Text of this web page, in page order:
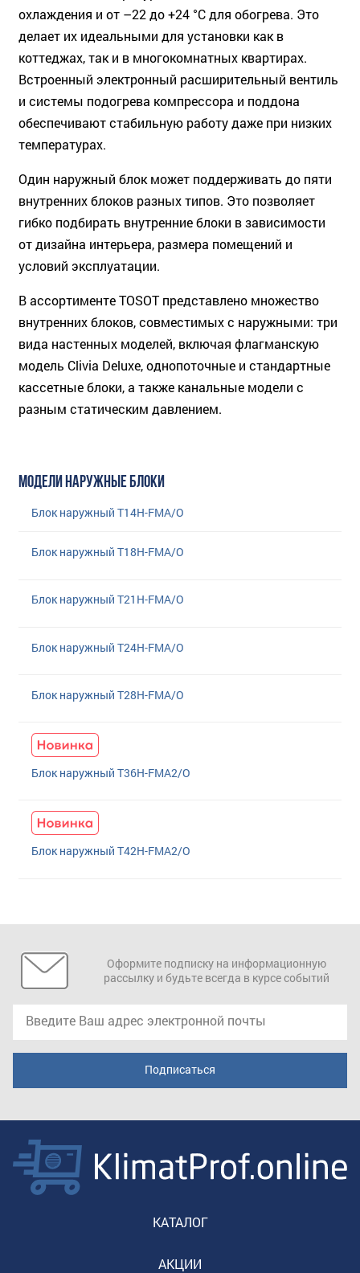
охлаждения и от –22 до +24 °C для обогрева. Это
делает их идеальными для установки как в
коттеджах, так и в многокомнатных квартирах.
Встроенный электронный расширительный вентиль
и системы подогрева компрессора и поддона
обеспечивают стабильную работу даже при низких
температурах.
Один наружный блок может поддерживать до пяти
внутренних блоков разных типов. Это позволяет
гибко подбирать внутренние блоки в зависимости
от дизайна интерьера, размера помещений и
условий эксплуатации.
В ассортименте TOSOT представлено множество
внутренних блоков, совместимых с наружными: три
вида настенных моделей, включая флагманскую
модель Clivia Deluxe, однопоточные и стандартные
кассетные блоки, а также канальные модели с
разным статическим давлением.
МОДЕЛИ НАРУЖНЫЕ БЛОКИ
Блок наружный T14H-FMA/O
Блок наружный T18H-FMA/O
Блок наружный T21H-FMA/O
Блок наружный T24H-FMA/O
Блок наружный T28H-FMA/O
Блок наружный T36H-FMA2/O
Блок наружный T42H-FMA2/O
Оформите подписку на информационную
рассылку и будьте всегда в курсе событий
КАТАЛОГ
АКЦИИ